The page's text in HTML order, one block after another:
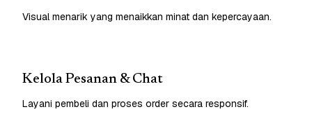
Visual menarik yang menaikkan minat dan kepercayaan.
Kelola Pesanan & Chat
Layani pembeli dan proses order secara responsif.